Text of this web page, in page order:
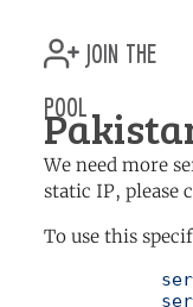
join the
pool
We need more
static IP, please
To use this